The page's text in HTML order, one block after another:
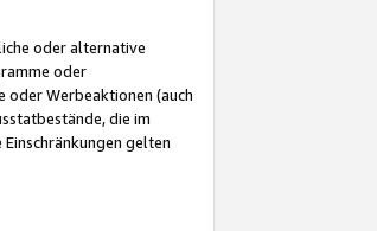
oder alternative
oder
Werbeaktionen (auch
die im
gelten